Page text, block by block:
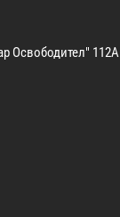
Освободител" 112А